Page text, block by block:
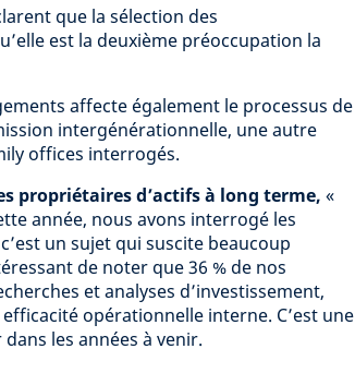
que la sélection des
est la deuxième préoccupation la
affecte également le processus de
intergénérationnelle, une autre
offices interrogés.
propriétaires d’actifs à long terme, «
année, nous avons interrogé les
un sujet qui suscite beaucoup
de noter que 36 % de nos
et analyses d’investissement,
opérationnelle interne. C’est une
les années à venir.